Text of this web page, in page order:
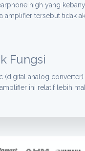
high yang
amplifier tersebut tidak
Fungsi
analog
ini relatif lebih